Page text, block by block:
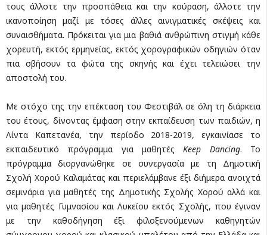
τους άλλοτε την προσπάθεια και την κούραση, άλλοτε την
ικανοποίηση μαζί με τόσες άλλες αινιγματικές σκέψεις και
συναισθήματα. Πρόκειται για μια βαθιά ανθρώπινη στιγμή κάθε
χορευτή, εκτός ερμηνείας, εκτός χορογραφικών οδηγιών όταν
πια σβήσουν τα φώτα της σκηνής και έχει τελειώσει την
αποστολή του.
Με στόχο της την επέκταση του Φεστιβάλ σε όλη τη διάρκεια
του έτους, δίνοντας έμφαση στην εκπαίδευση των παιδιών, η
Λίντα Καπετανέα, την περίοδο 2018-2019, εγκαινίασε το
εκπαιδευτικό πρόγραμμα για μαθητέςKeep Dancing. Το
πρόγραμμα διοργανώθηκε σε συνεργασία με τη Δημοτική
Σχολή Χορού Καλαμάτας και περιελάμβανε έξι διήμερα ανοιχτά
σεμινάρια για μαθητές της Δημοτικής Σχολής Χορού αλλά και
για μαθητές Γυμνασίου και Λυκείου εκτός Σχολής, που έγιναν
με την καθοδήγηση έξι φιλοξενούμενων καθηγητών